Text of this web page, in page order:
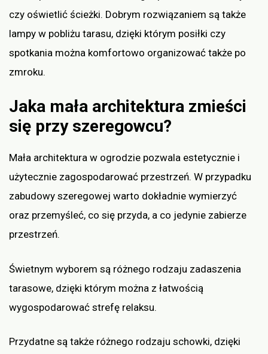
czy oświetlić ścieżki. Dobrym rozwiązaniem są także
lampy w pobliżu tarasu, dzięki którym posiłki czy
spotkania można komfortowo organizować także po
zmroku.
Jaka mała architektura zmieści
się przy szeregowcu?
Mała architektura w ogrodzie pozwala estetycznie i
użytecznie zagospodarować przestrzeń. W przypadku
zabudowy szeregowej warto dokładnie wymierzyć
oraz przemyśleć, co się przyda, a co jedynie zabierze
przestrzeń.
Świetnym wyborem są różnego rodzaju zadaszenia
tarasowe, dzięki którym można z łatwością
wygospodarować strefę relaksu.
Przydatne są także różnego rodzaju schowki, dzięki